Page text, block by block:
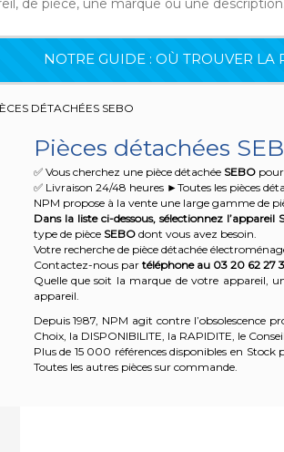
NOTRE GUIDE : OÙ TROUVER LA
DÉTACHÉES SEBO
Pièces détachées
✅ Vous cherchez une pièce détachée SEBO
✅ Livraison 24/48 heures ►Toutes les pièces
NPM propose à la vente une large gamme de
Dans la liste ci-dessous, sélectionnez l’appareil
type de pièce SEBOdont vous avez besoin.
Votre recherche de pièce détachée
Contactez-nous partéléphone au 03 20 62 27
Quelle que soit la marque de votre appareil,
appareil.
Depuis 1987, NPM agit contre l’obsolescence
Choix, la DISPONIBILITE, la RAPIDITE, le
Plus de 15 000 références disponibles en
Toutes les autres pièces sur commande.